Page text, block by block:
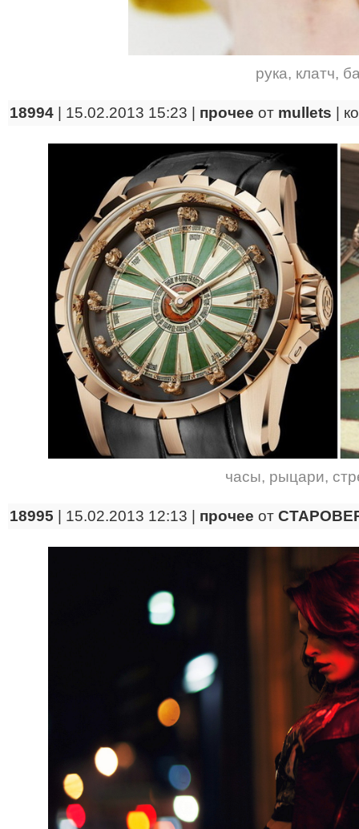
рука, клатч,
18994 | 15.02.2013 15:23 | прочее от mullets
часы, рыцари,
18995 | 15.02.2013 12:13 | прочее от